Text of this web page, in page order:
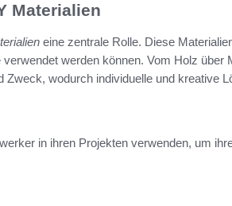
Materialien
eine zentrale Rolle. Diese
werden können. Vom Holz über
Zweck, wodurch individuelle und kreative
in ihren Projekten verwenden, um